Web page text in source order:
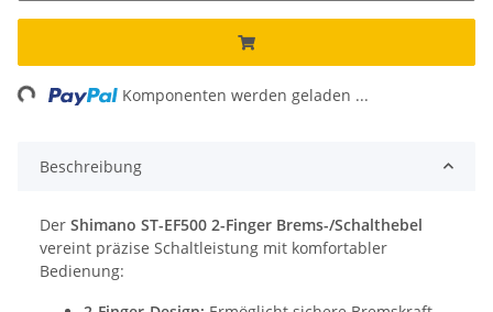
Komponenten werden geladen ...
Beschreibung
Der Shimano ST-EF500 2-Finger Brems-/Schalthebel
vereint präzise Schaltleistung mit komfortabler
Bedienung: